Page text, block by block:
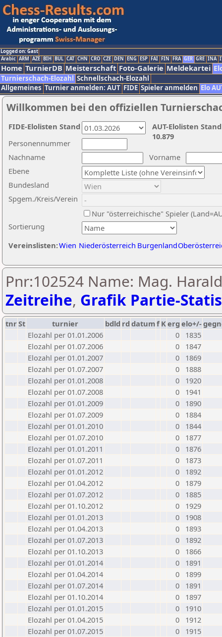
Logged on: Gast
Arabic ARM AZE BIH BUL CAT CHN CRO CZE DEN ENG ESP FAI FIN FRA GER GRE INA
Home TurnierDB Meisterschaft Foto-Galerie Meldekartei
Turnierschach-Elozahl Schnellschach-Elozahl
Allgemeines Turnier anmelden: AUT FIDE Spieler anmelden Elo
Willkommen bei den offiziellen
Nachname
Vorname
Ebene
Sortierung
Personennummer
Bundesland
Spgem./Kreis/Verein
Nur "österreichische" Spieler
Vereinslisten:Wien Niederösterreich Burgenland
AUT-Elolisten
10.879
FIDE-Elolisten Stand
Pnr:102524 Name: Mag.
Zeitreihe, Grafik Partie-
tnrSt turnier bdld rd datumf Kerg elo+/-
Elozahl per 01.01.2006
0
1835
Elozahl per 01.07.2006
0
1847
Elozahl per 01.01.2007
0
1869
Elozahl per 01.07.2007
0
1888
Elozahl per 01.01.2008
0
1920
Elozahl per 01.07.2008
0
1941
Elozahl per 01.01.2009
0
1890
Elozahl per 01.07.2009
0
1884
Elozahl per 01.01.2010
0
1844
Elozahl per 01.07.2010
0
1877
Elozahl per 01.01.2011
0
1876
Elozahl per 01.07.2011
0
1873
Elozahl per 01.01.2012
0
1892
Elozahl per 01.04.2012
0
1879
Elozahl per 01.07.2012
0
1885
Elozahl per 01.10.2012
0
1929
Elozahl per 01.01.2013
0
1908
Elozahl per 01.04.2013
0
1893
Elozahl per 01.07.2013
0
1892
Elozahl per 01.10.2013
0
1866
Elozahl per 01.01.2014
0
1891
Elozahl per 01.04.2014
0
1899
Elozahl per 01.07.2014
0
1891
Elozahl per 01.10.2014
0
1897
Elozahl per 01.01.2015
0
1910
Elozahl per 01.04.2015
0
1912
Elozahl per 01.07.2015
0
1915